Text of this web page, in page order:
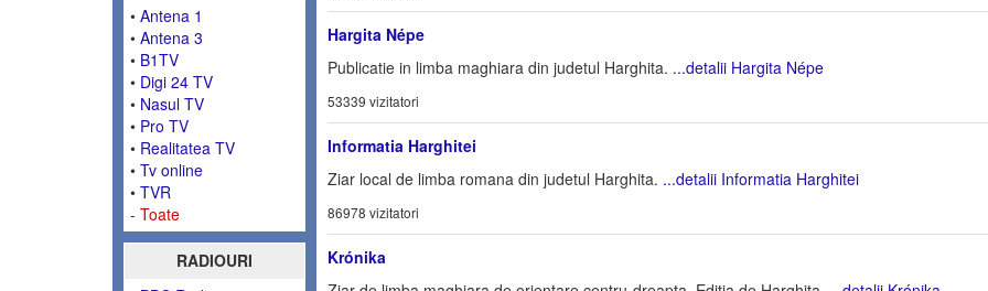
• Antena 1
• Antena 3
• B1TV
• Digi 24 TV
• Nasul TV
• Pro TV
• Realitatea TV
• Tv online
• TVR
- Toate
RADIOURI
Hargita Népe
Publicatie in limba maghiara din judetul Harghita. ...detalii Hargita Népe
53339 vizitatori
Informatia Harghitei
Ziar local de limba romana din judetul Harghita. ...detalii Informatia Harghitei
86978 vizitatori
Krónika